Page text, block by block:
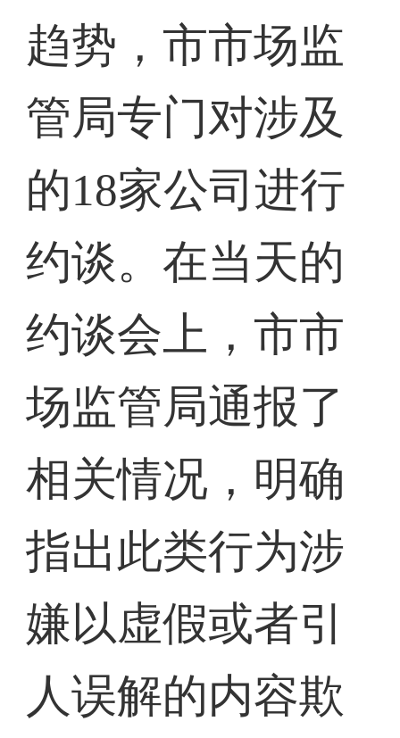
趋势，市市场监
管局专门对涉及
的18家公司进行
约谈。在当天的
约谈会上，市市
场监管局通报了
相关情况，明确
指出此类行为涉
嫌以虚假或者引
人误解的内容欺